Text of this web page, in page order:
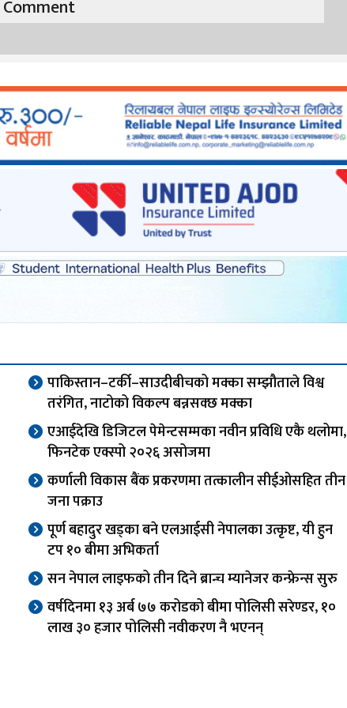
पाकिस्तान–टर्की–साउदीबीचको मक्का सम्झौताले विश्व
तरंगित, नाटोको विकल्प बन्नसक्छ मक्का
एआईदेखि डिजिटल पेमेन्टसम्मका नवीन प्रविधि एकै थलोमा,
फिनटेक एक्स्पो २०२६ असोजमा
कर्णाली विकास बैंक प्रकरणमा तत्कालीन सीईओसहित तीन
जना पक्राउ
पूर्ण बहादुर खड्का बने एलआईसी नेपालका उत्कृष्ट, यी हुन
टप १० बीमा अभिकर्ता
सन नेपाल लाइफको तीन दिने ब्रान्च म्यानेजर कन्फ्रेन्स सुरु
वर्षदिनमा १३ अर्ब ७७ करोडको बीमा पोलिसी सरेण्डर, १०
लाख ३० हजार पोलिसी नवीकरण नै भएनन्